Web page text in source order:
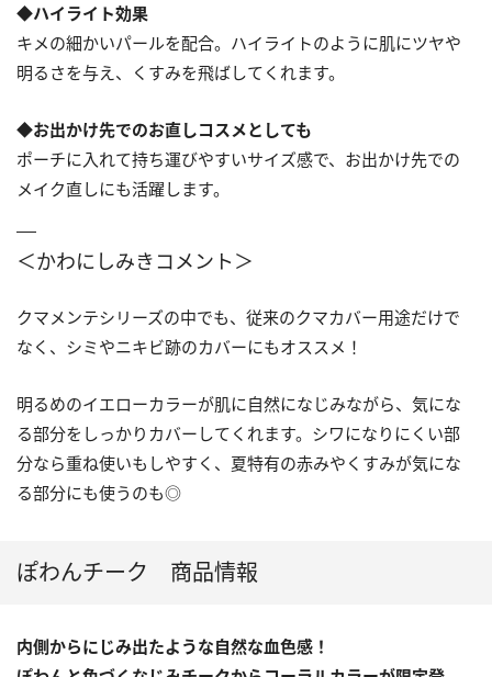
◆ハイライト効果
キメの細かいパールを配合。ハイライトのように肌にツヤや
明るさを与え、くすみを飛ばしてくれます。
◆お出かけ先でのお直しコスメとしても
ポーチに入れて持ち運びやすいサイズ感で、お出かけ先での
メイク直しにも活躍します。
＜かわにしみきコメント＞
クマメンテシリーズの中でも、従来のクマカバー用途だけで
なく、シミやニキビ跡のカバーにもオススメ！
明るめのイエローカラーが肌に自然になじみながら、気にな
る部分をしっかりカバーしてくれます。シワになりにくい部
分なら重ね使いもしやすく、夏特有の赤みやくすみが気にな
る部分にも使うのも◎
ぽわんチーク 商品情報
内側からにじみ出たような⾃然な⾎⾊感！